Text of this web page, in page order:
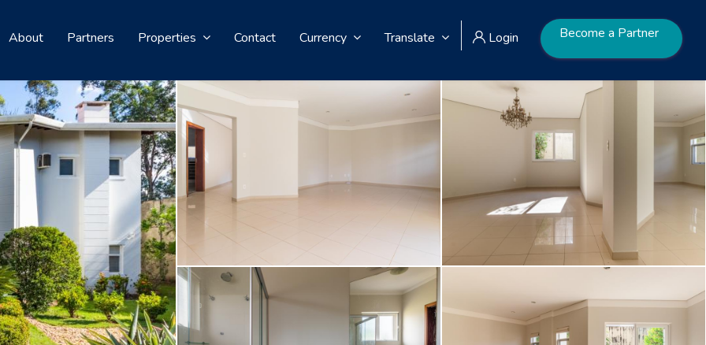
About Partners Properties Contact Currency Translate Login Become a Partner